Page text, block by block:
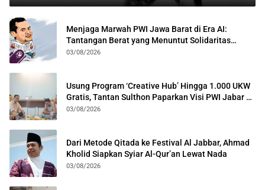
Menjaga Marwah PWI Jawa Barat di Era AI:
Tantangan Berat yang Menuntut Solidaritas
Lintas Generasi
03/08/2026
Usung Program ‘Creative Hub’ Hingga 1.000 UKW
Gratis, Tantan Sulthon Paparkan Visi PWI Jabar di
Kota Bogor
03/08/2026
Dari Metode Qitada ke Festival Al Jabbar, Ahmad
Kholid Siapkan Syiar Al-Qur’an Lewat Nada
03/08/2026